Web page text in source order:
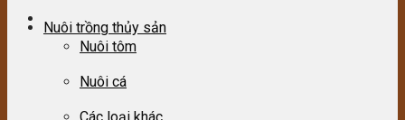
Nuôi trồng thủy sản
Nuôi tôm
Nuôi cá